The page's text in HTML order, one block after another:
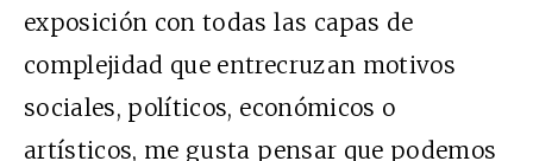
exposición con todas las capas de
complejidad que entrecruzan motivos
sociales, políticos, económicos o
artísticos, me gusta pensar que podemos